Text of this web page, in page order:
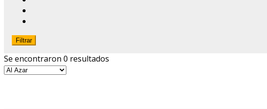
Filtrar
Se encontraron 0 resultados